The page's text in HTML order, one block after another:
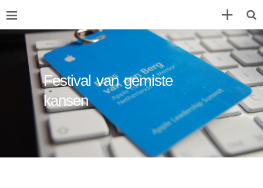
Festival van gemiste
kansen